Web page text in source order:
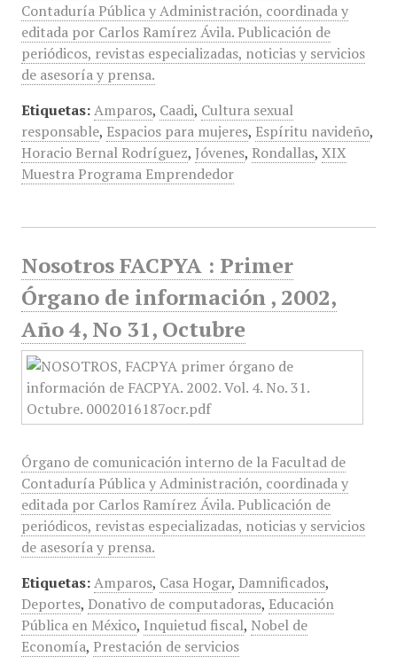
Contaduría Pública y Administración, coordinada y
editada por Carlos Ramírez Ávila. Publicación de
periódicos, revistas especializadas, noticias y servicios
de asesoría y prensa.
Etiquetas: Amparos, Caadi, Cultura sexual
responsable, Espacios para mujeres, Espíritu navideño,
Horacio Bernal Rodríguez, Jóvenes, Rondallas, XIX
Muestra Programa Emprendedor
Nosotros FACPYA : Primer
Órgano de información , 2002,
Año 4, No 31, Octubre
Órgano de comunicación interno de la Facultad de
Contaduría Pública y Administración, coordinada y
editada por Carlos Ramírez Ávila. Publicación de
periódicos, revistas especializadas, noticias y servicios
de asesoría y prensa.
Etiquetas: Amparos, Casa Hogar, Damnificados,
Deportes, Donativo de computadoras, Educación
Pública en México, Inquietud fiscal, Nobel de
Economía, Prestación de servicios